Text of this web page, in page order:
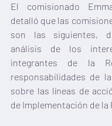
El comisionado
detalló que las
son las siguientes,
análisis de los
integrantes de la
responsabilidades de
sobre las líneas de
de Implementación de la